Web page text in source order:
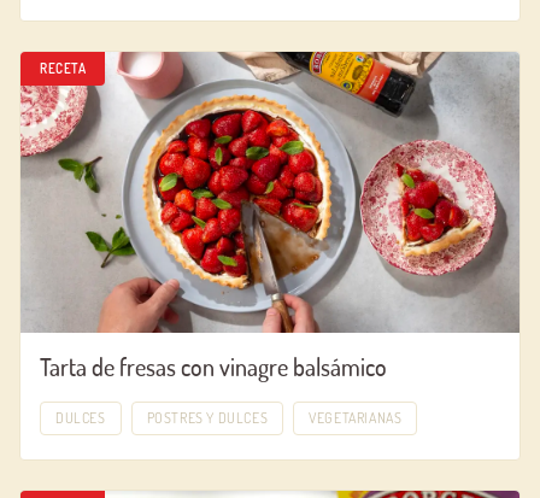
RECETA
Tarta de fresas con vinagre balsámico
DULCES POSTRES Y DULCES VEGETARIANAS